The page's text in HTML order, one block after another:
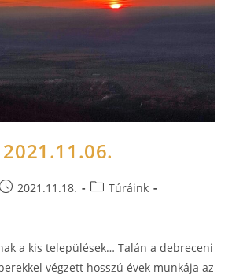
2021.11.18.
Túráink
a kis települések… Talán a debreceni
végzett hosszú évek munkája az